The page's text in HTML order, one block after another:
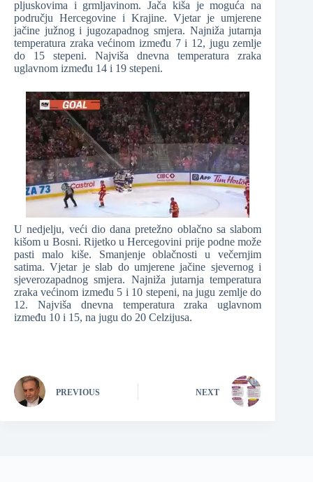
pljuskovima i grmljavinom. Jača kiša je moguća na
području Hercegovine i Krajine. Vjetar je umjerene
jačine južnog i jugozapadnog smjera. Najniža jutarnja
temperatura zraka većinom između 7 i 12, jugu zemlje
do 15 stepeni. Najviša dnevna temperatura zraka
uglavnom između 14 i 19 stepeni.
U nedjelju, veći dio dana pretežno oblačno sa slabom
kišom u Bosni. Rijetko u Hercegovini prije podne može
pasti malo kiše. Smanjenje oblačnosti u večernjim
satima. Vjetar je slab do umjerene jačine sjevernog i
sjeverozapadnog smjera. Najniža jutarnja temperatura
zraka većinom između 5 i 10 stepeni, na jugu zemlje do
12. Najviša dnevna temperatura zraka uglavnom
između 10 i 15, na jugu do 20 Celzijusa.
PREVIOUS NEXT